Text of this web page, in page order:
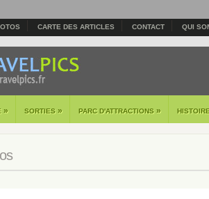
CARTE DES ARTICLES CONTACT QUI
» SORTIES » PARC D'ATTRACTIONS »